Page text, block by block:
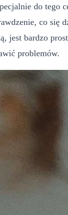
do tego
co się
jest bardzo
problemów.